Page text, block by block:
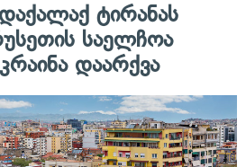
ტირანას
საელჩოა
დაარქვა